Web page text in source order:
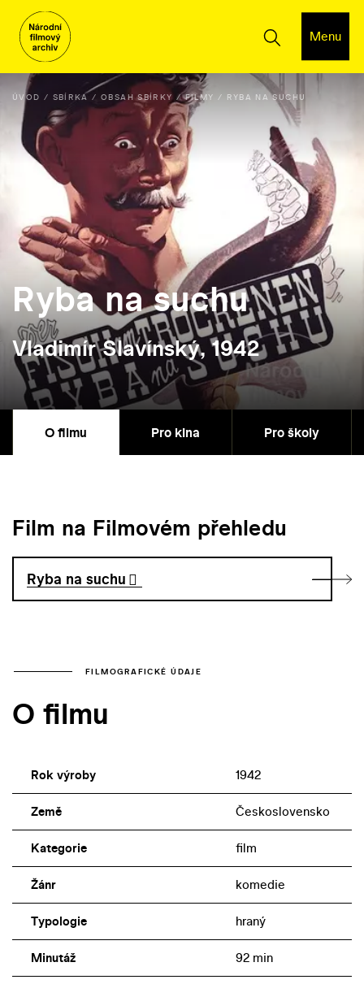
Menu
ÚVOD SBÍRKA OBSAH SBÍRKY FILMY RYBA NA SUCHU
Ryba na suchu
Vladimír Slavínský, 1942
O filmu Pro kina Pro školy
Film na Filmovém přehledu
Ryba na suchu
FILMOGRAFICKÉ ÚDAJE
O filmu
Rok výroby 1942
Země Československo
Kategorie film
Žánr komedie
Typologie hraný
Minutáž 92 min